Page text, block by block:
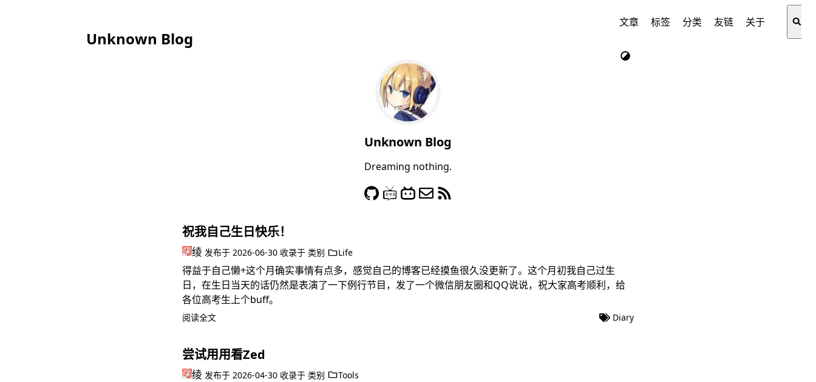
Unknown Blog
文章 标签 分类 友链 关于
Unknown Blog
Dreaming nothing.
祝我自己生日快乐！
绫 发布于 2026-06-30 收录于 类别 Life
得益于自己懒+这个月确实事情有点多，感觉自己的博客已经摸鱼很久没更新了。这个月初我自己过生
日，在生日当天的话仍然是表演了一下例行节目，发了一个微信朋友圈和QQ说说，祝大家高考顺利，给
各位高考生上个buff。
阅读全文 Diary
尝试用用看Zed
绫 发布于 2026-04-30 收录于 类别 Tools